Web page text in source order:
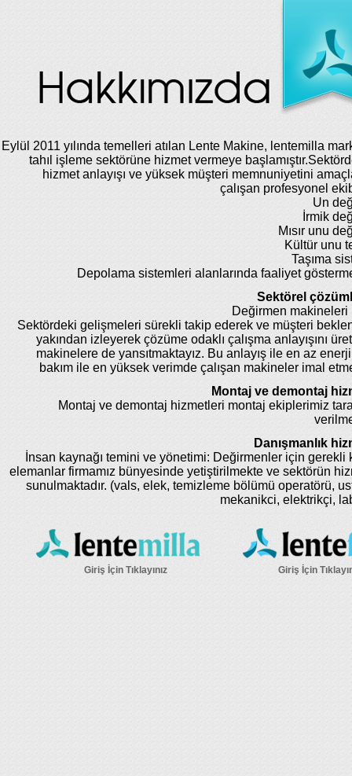
Eylül 2011 yılında temelleri atılan Lente Makine, lentemilla
tahıl işleme sektörüne hizmet vermeye
hizmet anlayışı ve yüksek müşteri memnuniyetini
çalışan profesyonel
Un
İrmik
Mısır unu
Kültür unu
Taşıma
Depolama sistemleri alanlarında faaliyet
Sektörel
Değirmen makineleri
Sektördeki gelişmeleri sürekli takip ederek ve müşteri
yakından izleyerek çözüme odaklı çalışma anlayışını
makinelere de yansıtmaktayız. Bu anlayış ile en az
bakım ile en yüksek verimde çalışan makineler imal
Montaj ve demontaj
Montaj ve demontaj hizmetleri montaj ekiplerimiz
Danışmanlık
İnsan kaynağı temini ve yönetimi: Değirmenler için gerekli
elemanlar firmamız bünyesinde yetiştirilmekte ve sektörün
sunulmaktadır. (vals, elek, temizleme bölümü operatörü,
mekanikci, elektrikçi,
Giriş İçin Tıklayınız Giriş İçin